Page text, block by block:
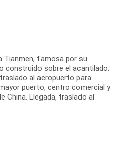
Tianmen, famosa por su
construido sobre el acantilado.
al aeropuerto para
puerto, centro comercial y
China. Llegada, traslado al